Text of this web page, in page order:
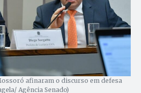
afinaram o discurso em defesa
Agência Senado)